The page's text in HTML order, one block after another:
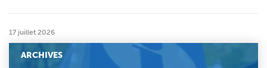
17 juillet 2026
ARCHIVES